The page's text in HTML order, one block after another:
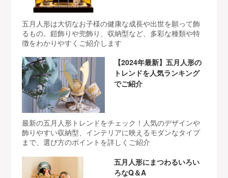
五月人形は大切なお子様の健康な成長や出世を願って飾
るもの。鎧飾りや兜飾り、収納型など、多彩な種類や特
徴をわかりやすくご紹介します
【2024年最新】五月人形の
トレンドを人気ランキング
でご紹介
最新の五月人形トレンドをチェック！人気のデザインや
飾りやすい収納型、インテリアに映えるモダンなタイプ
まで、選び方のポイントを詳しくご紹介
五月人形にまつわるいろい
ろなQ＆A